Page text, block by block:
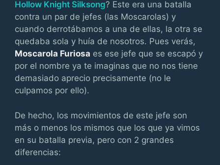
Hollow Knight Silksong? Este era una batalla
contra un par de jefes (las Moscarolas) y
cuando derrotábamos a una de ellas, la otra se
quedaba sola y huía de nosotros. Pues verás,
Moscarola Furiosa es ese jefe que se escapó y
por el nombre ya te imaginas que no nos tiene
demasiado aprecio precisamente (no le
culpamos por ello).
De hecho, los movimientos de este jefe son
más o menos los mismos que los que ya vimos
en su batalla previa, pero con 2 grandes
diferencias: